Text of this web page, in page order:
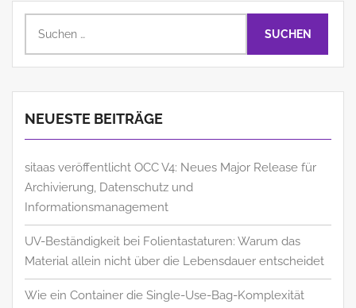
nach:
NEUESTE BEITRÄGE
sitaas veröffentlicht OCC V4: Neues Major Release für
Archivierung, Datenschutz und
Informationsmanagement
UV-Beständigkeit bei Folientastaturen: Warum das
Material allein nicht über die Lebensdauer entscheidet
Wie ein Container die Single-Use-Bag-Komplexität